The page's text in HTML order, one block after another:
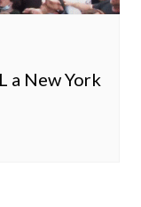
a New York